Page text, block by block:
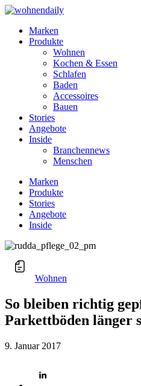
Marken
Produkte
Wohnen
Kochen & Essen
Schlafen
Baden
Accessoires
Bauen
Stories
Angebote
Inside
Branchennews
Menschen
Marken
Produkte
Stories
Angebote
Inside
Wohnen
So bleiben richtig
Parkettböden länger
9. Januar 2017